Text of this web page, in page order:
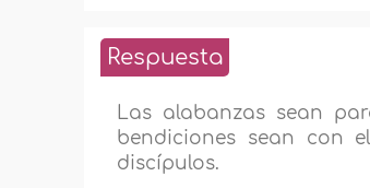
Respuesta
Las alabanzas sean
bendiciones sean con
discípulos.